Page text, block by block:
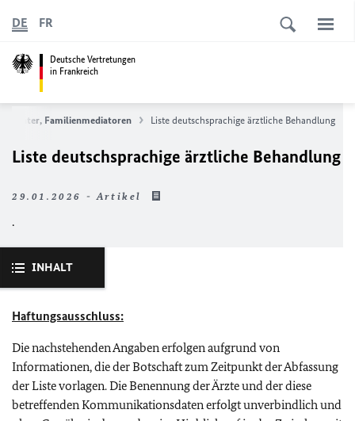
Deutsche Vertretungen
in Frankreich
DE FR
Familienmediatoren Liste deutschsprachige ärztliche Behandlung
Liste deutschsprachige ärztliche Behandlung
29.01.2026 - Artikel
.
INHALT
Haftungsausschluss:
Die nachstehenden Angaben erfolgen aufgrund von
Informationen, die der Botschaft zum Zeitpunkt der Abfassung
der Liste vorlagen. Die Benennung der Ärzte und der diese
betreffenden Kommunikationsdaten erfolgt unverbindlich und